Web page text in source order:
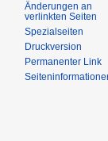
Änderungen an
verlinkten Seiten
Spezialseiten
Druckversion
Permanenter Link